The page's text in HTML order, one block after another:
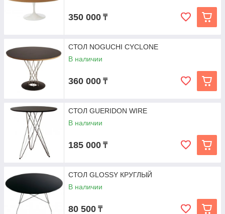
350 000 ₸
СТОЛ NOGUCHI CYCLONE
В наличии
360 000 ₸
СТОЛ GUERIDON WIRE
В наличии
185 000 ₸
СТОЛ GLOSSY КРУГЛЫЙ
В наличии
80 500 ₸